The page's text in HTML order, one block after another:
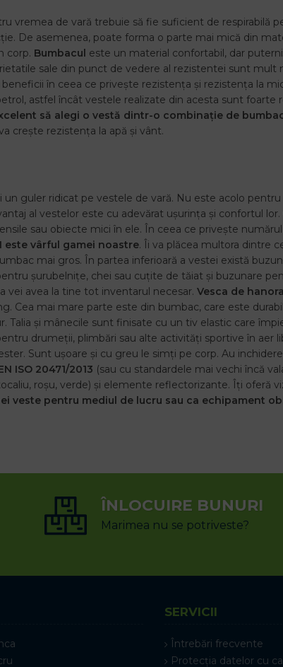
vremea de vară trebuie să fie suficient de respirabilă
De asemenea, poate forma o parte mai mică din
corp. Bumbacul este un material confortabil, dar
sale din punct de vedere al rezistentei sunt
beneficii în ceea ce privește rezistența și rezistența la
astfel încât vestele realizate din acesta sunt foarte
să alegi o vestă dintr-o combinație de
crește rezistența la apă și vânt.
un guler ridicat pe vestele de vară. Nu este acolo
al vestelor este cu adevărat ușurința și confortul
sau obiecte mici în ele. În ceea ce privește
este vârful gamei noastre. Îi va plăcea multora dintre
mai gros. În partea inferioară a vestei există
șurubelnițe, chei sau cuțite de tăiat și buzunare
vei avea la tine tot inventarul necesar. Vesca de
Cea mai mare parte este din bumbac, care este
Talia și mânecile sunt finisate cu un tiv elastic care
drumeții, plimbări sau alte activități sportive în
Sunt ușoare și cu greu le simți pe corp. Au
ISO 20471/2013 (sau cu standardele mai vechi încă
roșu, verde) și elemente reflectorizante. Îți oferă
veste pentru mediul de lucru sau ca echipament
ÎNLOCUIRE BUNURI
Marimea nu se potriveste?
SERVICII
Întrebări frecvente
Protecția datelor cu